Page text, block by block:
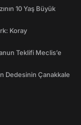
10 Yaş Büyük
Koray
Teklifi Meclis’e
Dedesinin Çanakkale